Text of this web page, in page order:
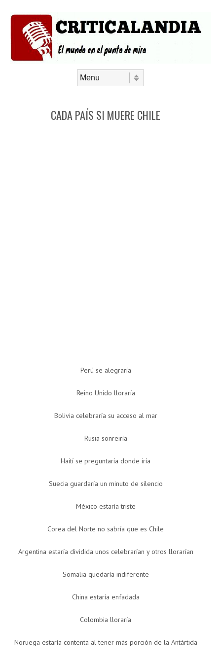
CADA PAÍS SI MUERE CHILE
Perú se alegraría
Reino Unido lloraría
Bolivia celebraría su acceso al mar
Rusia sonreiría
Haití se preguntaría donde iría
Suecia guardaría un minuto de silencio
México estaría triste
Corea del Norte no sabría que es Chile
Argentina estaría dividida unos celebrarían y otros llorarían
Somalia quedaría indiferente
China estaría enfadada
Colombia lloraría
Noruega estaría contenta al tener más porción de la Antártida